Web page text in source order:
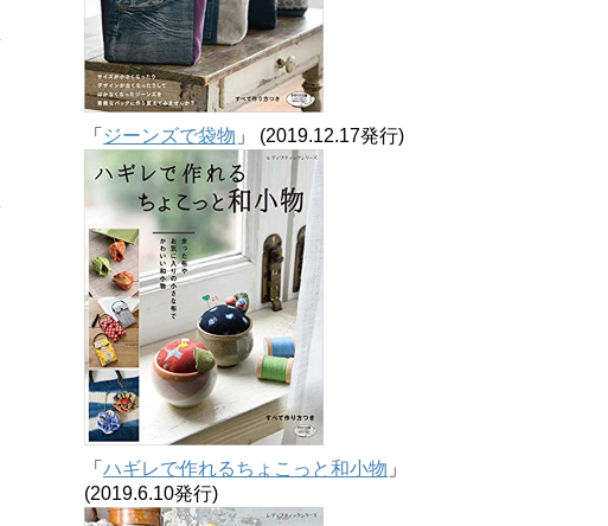
「 ジーンズで袋物 」 (2019.12.17発行)
「 ハギレで作れるちょこっと和小物 」
(2019.6.10発行)